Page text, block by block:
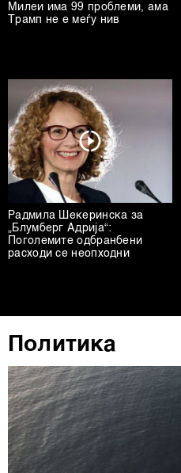
Милеи има 99 проблеми, ама
Трамп не е меѓу нив
Радмила Шекеринска за
„Блумберг Адрија“:
Поголемите одбранбени
расходи се неопходни
Политика